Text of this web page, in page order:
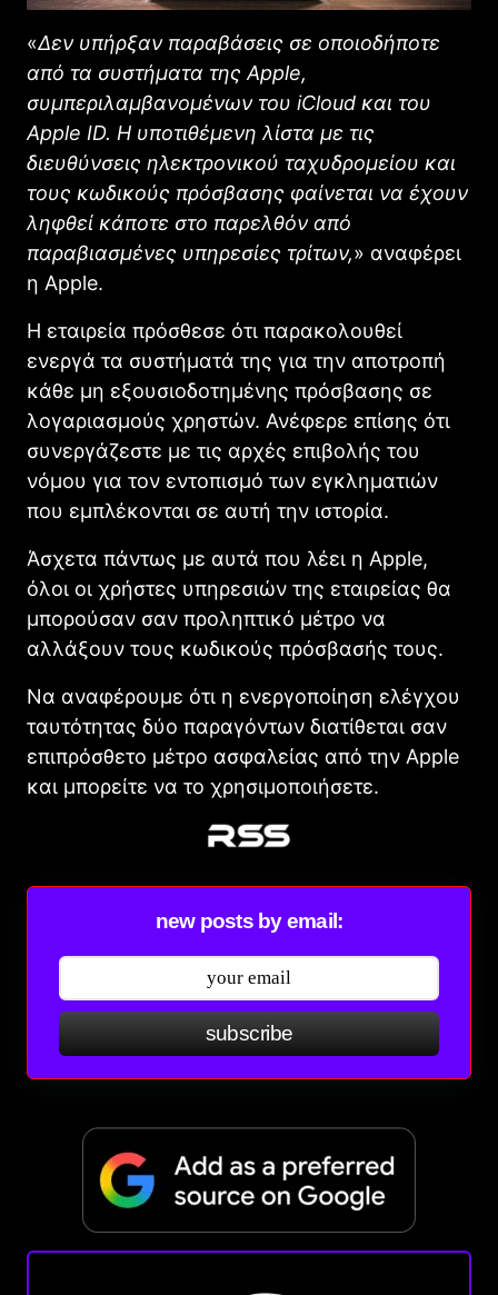
«Δεν υπήρξαν παραβάσεις σε οποιοδήποτε
από τα συστήματα της Apple,
συμπεριλαμβανομένων του iCloud και του
Apple ID. Η υποτιθέμενη λίστα με τις
διευθύνσεις ηλεκτρονικού ταχυδρομείου και
τους κωδικούς πρόσβασης φαίνεται να έχουν
ληφθεί κάποτε στο παρελθόν από
παραβιασμένες υπηρεσίες τρίτων,» αναφέρει
η Αpple.
Η εταιρεία πρόσθεσε ότι παρακολουθεί
ενεργά τα συστήματά της για την αποτροπή
κάθε μη εξουσιοδοτημένης πρόσβασης σε
λογαριασμούς χρηστών. Ανέφερε επίσης ότι
συνεργάζεστε με τις αρχές επιβολής του
νόμου για τον εντοπισμό των εγκληματιών
που εμπλέκονται σε αυτή την ιστορία.
Άσχετα πάντως με αυτά που λέει η Αpple,
όλοι οι χρήστες υπηρεσιών της εταιρείας θα
μπορούσαν σαν προληπτικό μέτρο να
αλλάξουν τους κωδικούς πρόσβασής τους.
Να αναφέρουμε ότι η ενεργοποίηση ελέγχου
ταυτότητας δύο παραγόντων διατίθεται σαν
επιπρόσθετο μέτρο ασφαλείας από την Αpple
και μπορείτε να το χρησιμοποιήσετε.
new posts by email:
subscribe